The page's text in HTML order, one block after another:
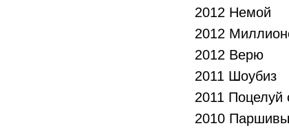
2012 Немой
2012
2012 Верю
2011 Шоубиз
2011 Поцелуй
2010